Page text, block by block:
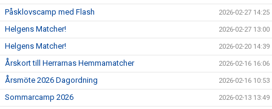
Påsklovscamp med Flash 2026-02-27 14:25
Helgens Matcher! 2026-02-27 13:00
Helgens Matcher! 2026-02-20 14:39
Årskort till Herrarnas Hemmamatcher 2026-02-16 16:06
Årsmöte 2026 Dagordning 2026-02-16 10:53
Sommarcamp 2026 2026-02-13 13:49